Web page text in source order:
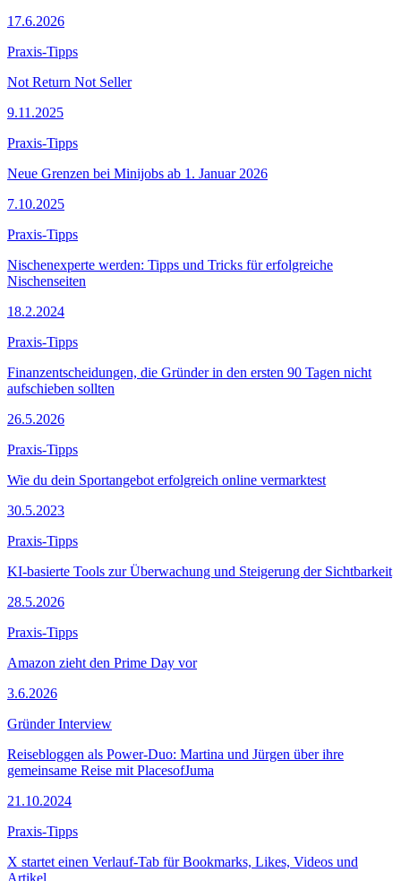
17.6.2026
Praxis-Tipps
Not Return Not Seller
9.11.2025
Praxis-Tipps
Neue Grenzen bei Minijobs ab 1. Januar 2026
7.10.2025
Praxis-Tipps
Nischenexperte werden: Tipps und Tricks für erfolgreiche
Nischenseiten
18.2.2024
Praxis-Tipps
Finanzentscheidungen, die Gründer in den ersten 90 Tagen nicht
aufschieben sollten
26.5.2026
Praxis-Tipps
Wie du dein Sportangebot erfolgreich online vermarktest
30.5.2023
Praxis-Tipps
KI-basierte Tools zur Überwachung und Steigerung der Sichtbarkeit
28.5.2026
Praxis-Tipps
Amazon zieht den Prime Day vor
3.6.2026
Gründer Interview
Reisebloggen als Power-Duo: Martina und Jürgen über ihre
gemeinsame Reise mit PlacesofJuma
21.10.2024
Praxis-Tipps
X startet einen Verlauf-Tab für Bookmarks, Likes, Videos und